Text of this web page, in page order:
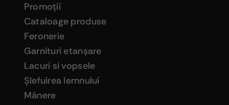
Promoţii
Cataloage produse
Feronerie
Garnituri etanşare
Lacuri si vopsele
Şlefuirea lemnului
Mânere